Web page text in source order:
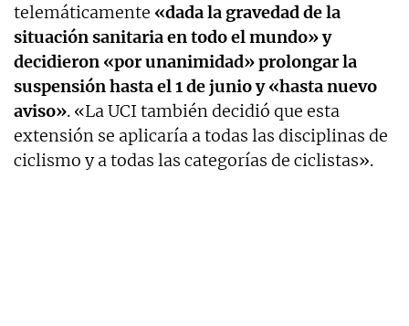
telemáticamente «dada la gravedad de la
situación sanitaria en todo el mundo» y
decidieron «por unanimidad» prolongar la
suspensión hasta el 1 de junio y «hasta nuevo
aviso». «La UCI también decidió que esta
extensión se aplicaría a todas las disciplinas de
ciclismo y a todas las categorías de ciclistas».